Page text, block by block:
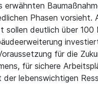
erwähnten
Phasen vorsieht.
sollen deutlich über 100
für die
für sichere
der lebenswichtigen